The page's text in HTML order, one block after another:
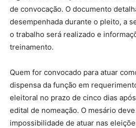
de convocação. O documento
desempenhada durante o pleito, a
o trabalho será realizado e
treinamento.
Quem for convocado para atuar
dispensa da função em
eleitoral no prazo de cinco dias
edital de nomeação. O mesário
impossibilidade de atuar nas